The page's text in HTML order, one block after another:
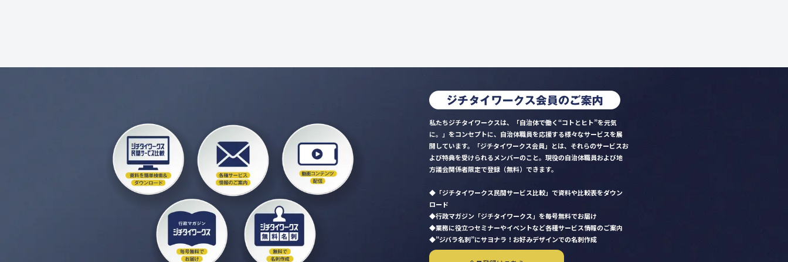
私たちジチタイワークスは、「自治体で働く“コトとヒト”を元気
に。」をコンセプトに、自治体職員を応援する様々なサービスを展
開しています。「ジチタイワークス会員」とは、それらのサービスお
よび特典を受けられるメンバーのこと。現役の自治体職員および地
方議会関係者限定で登録（無料）できます。
「ジチタイワークス民間サービス比較」で資料や比較表をダウン
ロード
行政マガジン「ジチタイワークス」を毎号無料でお届け
業務に役立つセミナーやイベントなど各種サービス情報のご案内
”ジバラ名刺”にサヨナラ！お好みデザインでの名刺作成